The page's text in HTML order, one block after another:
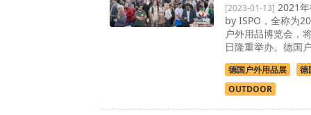
[2023-01-13] 2021
by ISPO，全称为
户外用品博览会，
日隆重举办。德国
德国户外用品展
德
OUTDOOR